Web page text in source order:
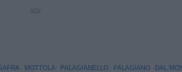
MOTTOLA PALAGIANELLO PALAGIANO DAL